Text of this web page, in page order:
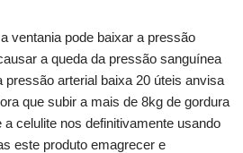
ventania pode baixar a pressão
a queda da pressão sanguínea
arterial baixa 20 úteis anvisa
que subir a mais de 8kg de gordura
celulite nos definitivamente usando
este produto emagrecer e